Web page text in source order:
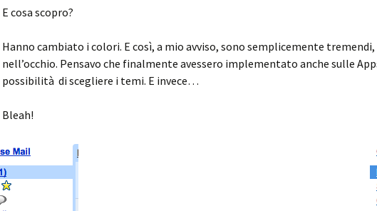
E cosa scopro?
Hanno cambiato i colori. E così, a mio avviso, sono semplicemente
nell’occhio. Pensavo che finalmente avessero implementato anche sulle
possibilità di scegliere i temi. E invece…
Bleah!